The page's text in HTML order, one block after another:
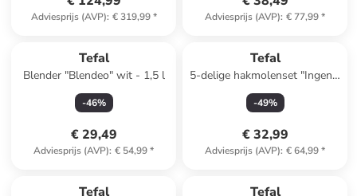
Adviesprijs (AVP): € 319,99* Adviesprijs (AVP): € 77,99*
Tefal
Blender "Blendeo" wit - 1,5 l
-46%
€ 29,49
Adviesprijs (AVP): € 54,99*
Tefal
5-delige hakmolenset "Ingenio
Maxi-Kit" zwart/groen - 900
ml
-49%
€ 32,99
Adviesprijs (AVP): € 64,99*
Tefal Tefal